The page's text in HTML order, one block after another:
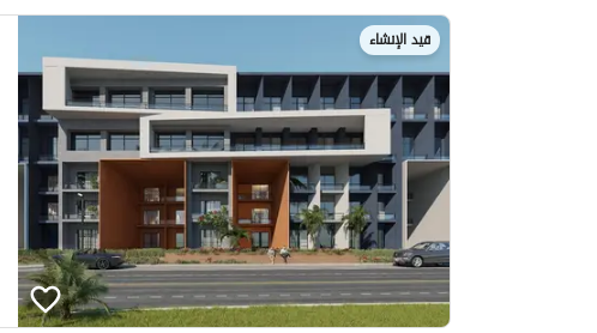
قيد الإنشاء